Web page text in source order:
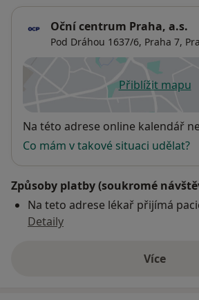
Oční centrum Praha, a.s.
Pod Dráhou 1637/6, Praha 7,
Přiblížit mapu
se
Dostupnost
Na této adrese online kalendář
Co mám v takové situaci udělat?
Způsoby platby (soukromé
Na teto adrese lékař přijímá
Detaily
Víceo adrese